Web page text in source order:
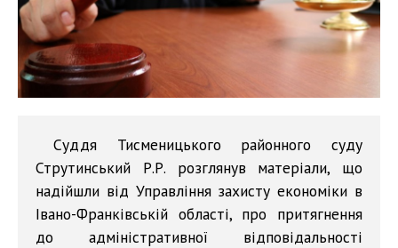
Суддя Тисменицького районного суду
Струтинський Р.Р. розглянув матеріали, що
надійшли від Управління захисту економіки в
Івано-Франківській області, про притягнення
до адміністративної відповідальності